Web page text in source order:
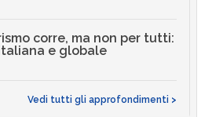
corre, ma non per tutti:
e globale
Vedi tutti gli approfondimenti >